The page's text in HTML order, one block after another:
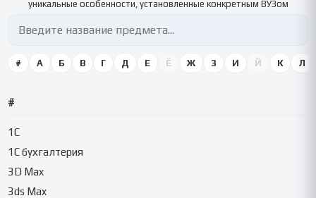
уникальные особенности, установленные конкретным ВУЗом
# А Б В Г Д Е Ё Ж З И Й К Л
#
1C
1C бухгалтерия
3D Max
3ds Max